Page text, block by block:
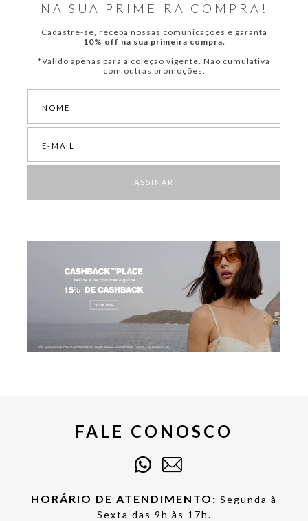
NA SUA PRIMEIRA COMPRA!
Cadastre-se, receba nossas comunicações e garanta
10% off na sua primeira compra.
*Válido apenas para a coleção vigente. Não cumulativa
com outras promoções.
ASSINAR
FALE CONOSCO
HORÁRIO DE ATENDIMENTO: Segunda à
Sexta das 9h às 17h.